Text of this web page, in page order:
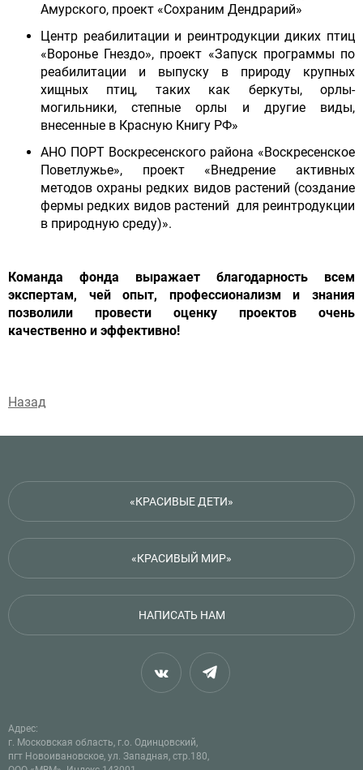
Амурского, проект «Сохраним Дендрарий»
Центр реабилитации и реинтродукции диких птиц
«Воронье Гнездо», проект «Запуск программы по
реабилитации и выпуску в природу крупных
хищных птиц, таких как беркуты, орлы-
могильники, степные орлы и другие виды,
внесенные в Красную Книгу РФ»
АНО ПОРТ Воскресенского района «Воскресенское
Поветлужье», проект «Внедрение активных
методов охраны редких видов растений (создание
фермы редких видов растений для реинтродукции
в природную среду)».
Команда фонда выражает благодарность всем
экспертам, чей опыт, профессионализм и знания
позволили провести оценку проектов очень
качественно и эффективно!
Назад
«КРАСИВЫЕ ДЕТИ»
«КРАСИВЫЙ МИР»
НАПИСАТЬ НАМ
Адрес:
г. Московская область, г.о. Одинцовский,
пгт Новоивановское, ул. Западная, стр.180,